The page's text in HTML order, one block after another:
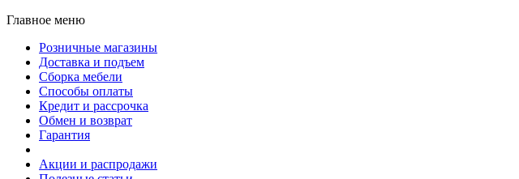
Главное меню
Розничные магазины
Доставка и подъем
Сборка мебели
Способы оплаты
Кредит и рассрочка
Обмен и возврат
Гарантия
Акции и распродажи